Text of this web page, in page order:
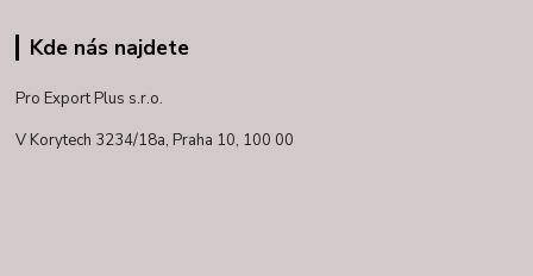
Kde nás najdete
Pro Export Plus s.r.o.
V Korytech 3234/18a, Praha 10, 100 00